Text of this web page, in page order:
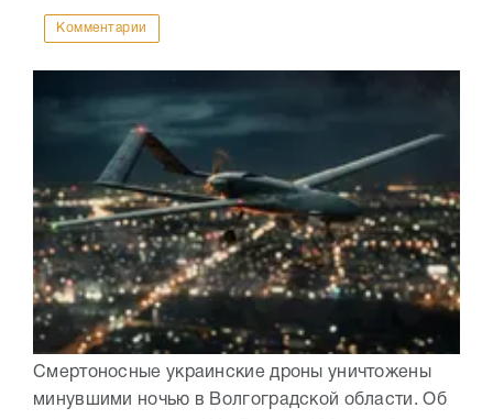
Комментарии
Смертоносные украинские дроны уничтожены
минувшими ночью в Волгоградской области. Об